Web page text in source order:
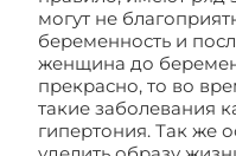
могут не
беременность и
женщина до
прекрасно, то во
такие заболевания
гипертония. Так же